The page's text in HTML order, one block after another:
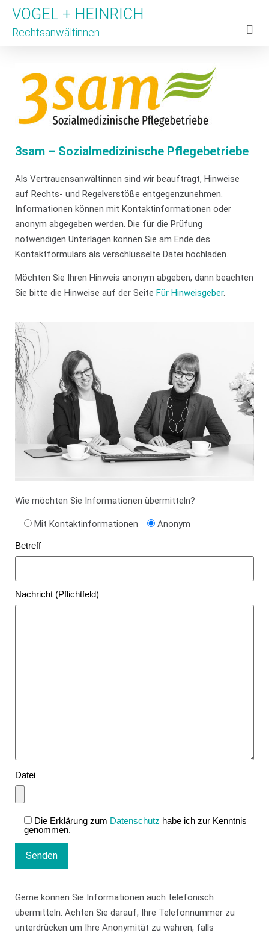
VOGEL + HEINRICH
Rechtsanwältinnen
3sam – Sozialmedizinische Pflegebetriebe
Als Vertrauensanwältinnen sind wir beauftragt, Hinweise
auf Rechts- und Regelverstöße entgegenzunehmen.
Informationen können mit Kontaktinformationen oder
anonym abgegeben werden. Die für die Prüfung
notwendigen Unterlagen können Sie am Ende des
Kontaktformulars als verschlüsselte Datei hochladen.
Möchten Sie Ihren Hinweis anonym abgeben, dann beachten
Sie bitte die Hinweise auf der Seite Für Hinweisgeber.
Wie möchten Sie Informationen übermitteln?
Mit Kontaktinformationen Anonym
Betreff
Nachricht (Pflichtfeld)
Datei
Die Erklärung zum Datenschutz habe ich zur Kenntnis
genommen.
Gerne können Sie Informationen auch telefonisch
übermitteln. Achten Sie darauf, Ihre Telefonnummer zu
unterdrücken um Ihre Anonymität zu wahren, falls